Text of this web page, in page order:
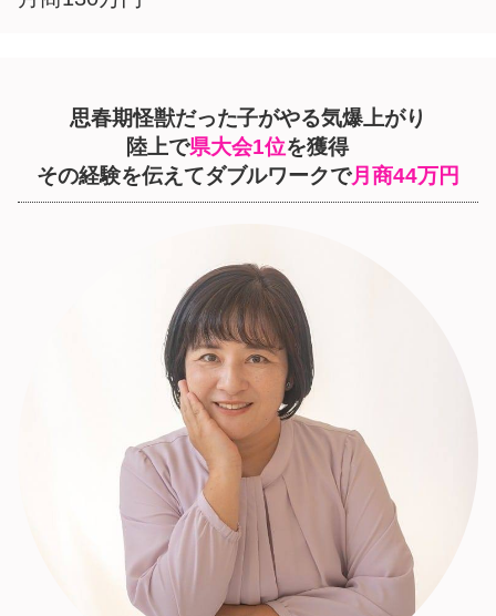
思春期怪獣だった子がやる気爆上がり
陸上で県大会1位を獲得
その経験を伝えてダブルワークで月商44万円